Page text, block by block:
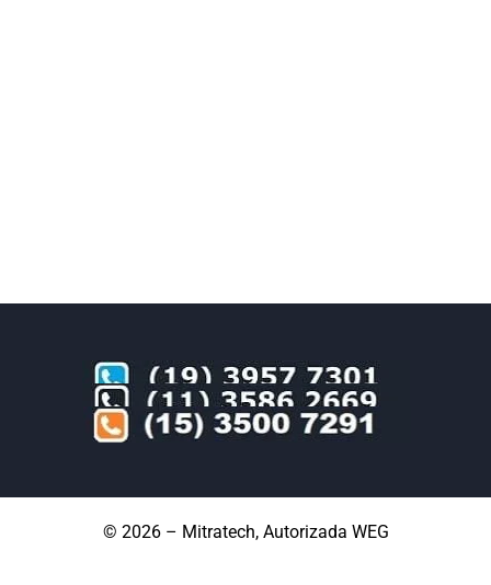
© 2026 – Mitratech, Autorizada WEG